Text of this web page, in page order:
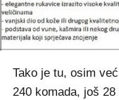
Tako je tu, osim
240 komada, još